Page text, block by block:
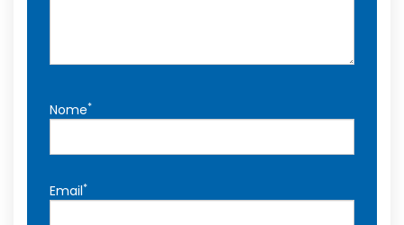
Nome*
Email*